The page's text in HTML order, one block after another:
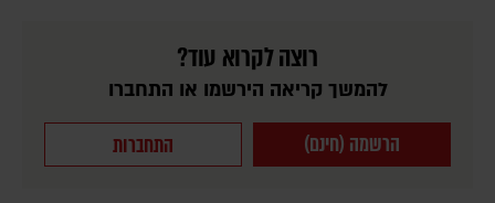
רוצה לקרוא עוד?
להמשך קריאה הירשמו או התחברו
הרשמה (חינם) התחברות